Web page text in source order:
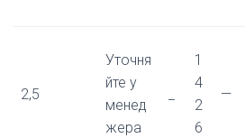
2,5
Уточня
йте у
менед
жера
1
4
2
6
—